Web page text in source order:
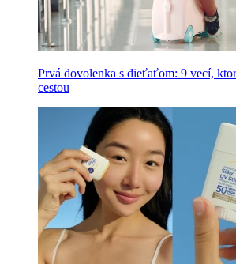
Prvá dovolenka s dieťaťom: 9 vecí,
cestou